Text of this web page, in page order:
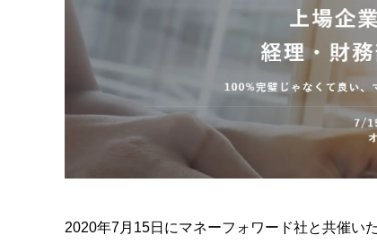
2020年7月15日にマネーフォワード社と共催い